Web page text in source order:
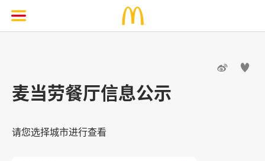
 
麦当劳餐厅信息公示
请您选择城市进行查看